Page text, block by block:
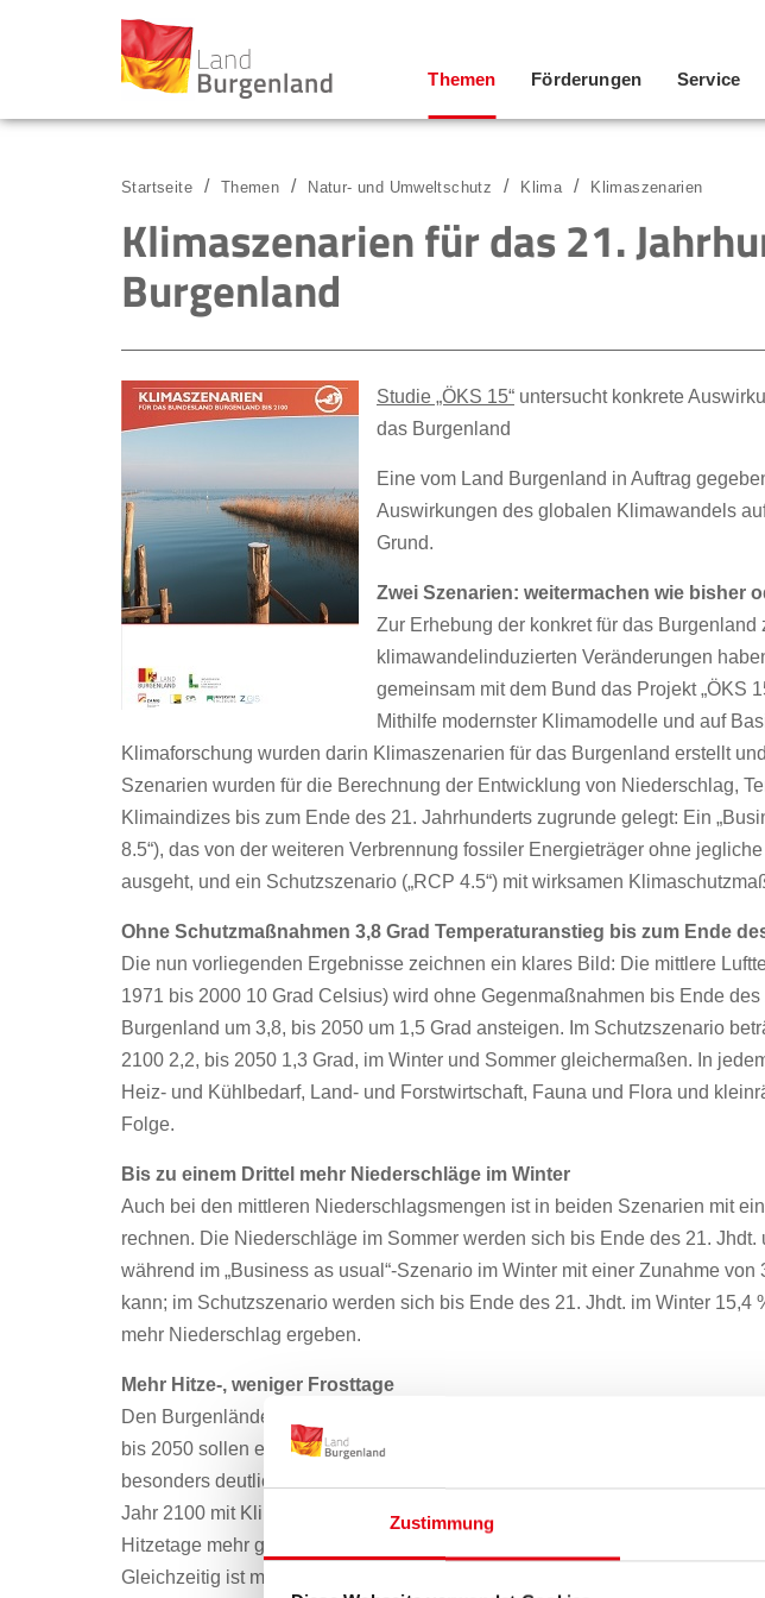
Zustimmung
Zum Inhalt
Zum Menü
Zur Suche
Themen Förderungen Service
Startseite Themen Natur- und Umweltschutz Klima Klimaszenarien
Klimaszenarien für das 21.
Burgenland
Studie „ÖKS 15“ untersucht konkrete
das Burgenland
Eine vom Land Burgenland in Auftrag
Auswirkungen des globalen Klimawandels
Grund.
Zwei Szenarien: weitermachen wie bisher
Zur Erhebung der konkret für das Burgenland
klimawandelinduzierten Veränderungen
gemeinsam mit dem Bund das Projekt „ÖKS
Mithilfe modernster Klimamodelle und auf
Klimaforschung wurden darin Klimaszenarien für das Burgenland erstellt
Szenarien wurden für die Berechnung der Entwicklung von Niederschlag,
Klimaindizes bis zum Ende des 21. Jahrhunderts zugrunde gelegt: Ein
8.5“), das von der weiteren Verbrennung fossiler Energieträger ohne
ausgeht, und ein Schutzszenario („RCP 4.5“) mit wirksamen
Ohne Schutzmaßnahmen 3,8 Grad Temperaturanstieg bis zum Ende
Die nun vorliegenden Ergebnisse zeichnen ein klares Bild: Die mittlere
1971 bis 2000 10 Grad Celsius) wird ohne Gegenmaßnahmen bis Ende
Burgenland um 3,8, bis 2050 um 1,5 Grad ansteigen. Im Schutzszenario
2100 2,2, bis 2050 1,3 Grad, im Winter und Sommer gleichermaßen. In
Heiz- und Kühlbedarf, Land- und Forstwirtschaft, Fauna und Flora und
Folge.
Bis zu einem Drittel mehr Niederschläge im Winter
Auch bei den mittleren Niederschlagsmengen ist in beiden Szenarien mit
rechnen. Die Niederschläge im Sommer werden sich bis Ende des 21. Jhdt.
während im „Business as usual“-Szenario im Winter mit einer Zunahme von
kann; im Schutzszenario werden sich bis Ende des 21. Jhdt. im Winter 15,4
mehr Niederschlag ergeben.
Mehr Hitze-, weniger Frosttage
Den Burgenländer:innen stehen noch mehr Hitze- und Sommertage (mehr
bis 2050 sollen es in beiden Szenarien 4 bzw. 10 Tage sein, wobei die
besonders deutlich ausfallen. Sind es im derzeitigen 30-jährigen Mittel 10,1
Jahr 2100 mit Klimaschutzmaßnahmen bis zu 15 Hitzetage, ohne
Hitzetage mehr geben.
Gleichzeitig ist mit einer Abnahme von Frosttagen - unter null Grad Celsius,